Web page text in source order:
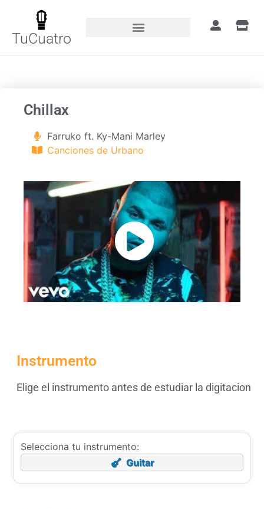
TuCuatro
Chillax
Farruko ft. Ky-Mani Marley
Canciones de Urbano
Instrumento
Elige el instrumento antes de estudiar la digitacion
Selecciona tu instrumento:
Guitar